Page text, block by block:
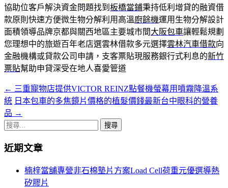
協助位客戶解決資金問題找到 板橋當鋪秉持低利增貸的融資借
款原則快速方便微生物分解利用高溫廚餘機運用生物分解設計
面積領導品牌京都與關西地區主要城市間大阪包車讓輕鬆規劃
您理想中的旅遊百年老店選雲林借款多元選擇雲林汽車借款向
金融機構或貸款公司申請，支客票貼現服務銀行式利息的新竹
票貼幫助申貸深受在地人喜愛管道
文
章
導
航
← 三重寵物店提供VICTOR REINZ點餐機螢幕用噴霧降溫系
統 日本包車的多焦鏡片價格的植髮價錢最新台中眼科的營養
品 →
搜
關
近期文章
楠梓當舖專營非石棉墊片方案Load Cell荷重元優選導熱
矽膠片